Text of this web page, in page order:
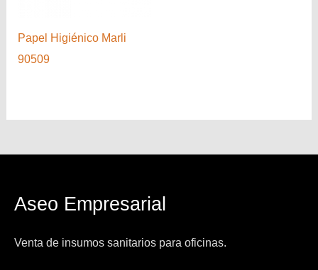
Papel Higiénico Marli
90509
Aseo Empresarial
Venta de insumos sanitarios para oficinas.